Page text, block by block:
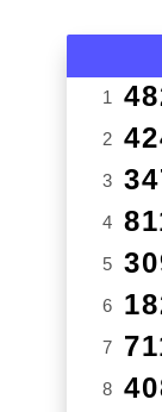
1
2
3
4
5
6
7
8